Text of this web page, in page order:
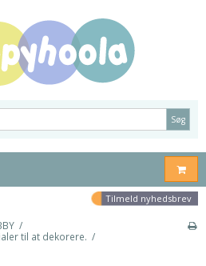
Søg
Tilmeld nyhedsbrev
/
til at dekorere. /